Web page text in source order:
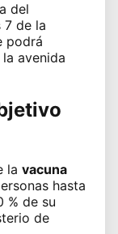
del
7 de la
podrá
avenida
la vacuna
hasta
% de su
de